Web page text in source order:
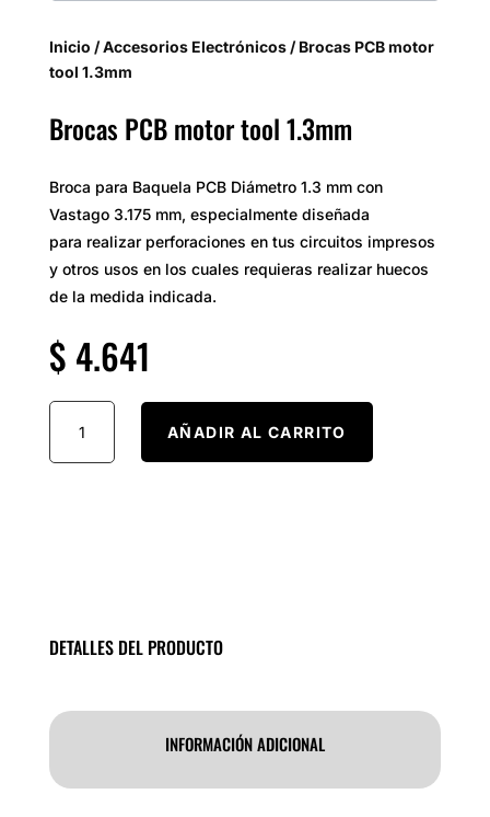
Inicio /Accesorios Electrónicos/ Brocas PCB motor
tool 1.3mm
Brocas PCB motor tool 1.3mm
Broca para Baquela PCB Diámetro 1.3 mm con
Vastago 3.175 mm, especialmente diseñada
para realizar perforaciones en tus circuitos impresos
y otros usos en los cuales requieras realizar huecos
de la medida indicada.
$ 4.641
motor
AÑADIR AL CARRITO
DETALLES DEL PRODUCTO
INFORMACIÓN ADICIONAL